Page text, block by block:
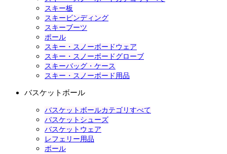
スキー板
スキービンディング
スキーブーツ
ポール
スキー・スノーボードウェア
スキー・スノーボードグローブ
スキーバッグ・ケース
スキー・スノーボード用品
バスケットボール
バスケットボールカテゴリすべて
バスケットシューズ
バスケットウェア
レフェリー用品
ボール